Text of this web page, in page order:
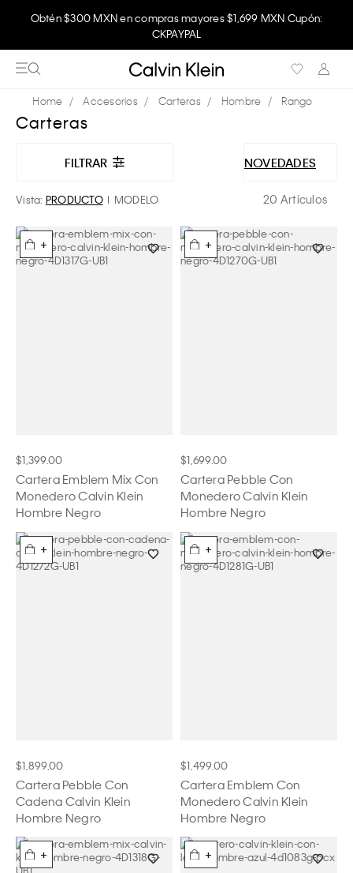
Obtén $300 MXN en compras mayores $1,699 MXN Cupón:
CKPAYPAL
Accesorios Carteras Hombre Rango
Carteras
FILTRAR NOVEDADES
Vista: PRODUCTO MODELO 20 Artículos
+
$1,399.00
Cartera Emblem Mix Con
Monedero Calvin Klein
Hombre Negro
+
$1,699.00
Cartera Pebble Con
Monedero Calvin Klein
Hombre Negro
+
$1,899.00
Cartera Pebble Con
Cadena Calvin Klein
Hombre Negro
+
$1,499.00
Cartera Emblem Con
Monedero Calvin Klein
Hombre Negro
+ +